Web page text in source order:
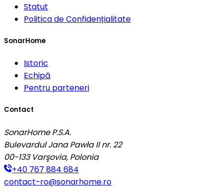
Statut
Politica de Confidențialitate
SonarHome
Istoric
Echipă
Pentru parteneri
Contact
SonarHome P.S.A.
Bulevardul Jana Pawła II nr. 22
00-133 Varşovia, Polonia
+40 767 884 684
contact-ro@sonarhome.ro